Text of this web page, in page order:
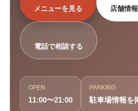
メニューを見る 店舗情
電話で相談する
OPEN
11:00〜21:00
PARKING
駐車場情報を